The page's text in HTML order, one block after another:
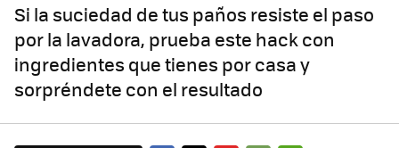
Si la suciedad de tus paños resiste el paso
por la lavadora, prueba este hack con
ingredientes que tienes por casa y
sorpréndete con el resultado